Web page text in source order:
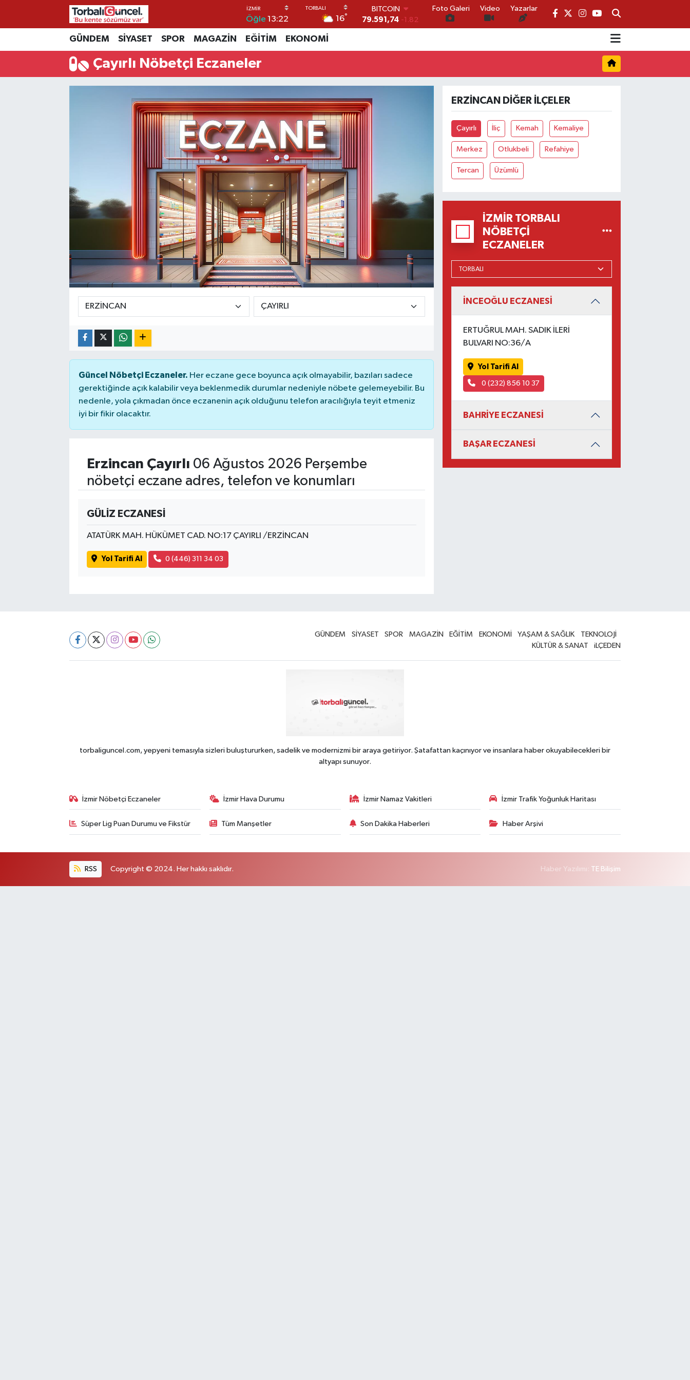
Öğle 13:22 16°
BITCOIN
79.591,74 -1.82
DOLAR
EURO
61,60380 0.18
6862,09000
Foto Galeri Video Yazarlar
GÜNDEM SİYASET SPOR MAGAZİN EĞİTİM EKONOMİ
Çayırlı Nöbetçi Eczaneler
Güncel Nöbetçi Eczaneler. Her eczane gece boyunca açık olmayabilir, bazıları sadece
gerektiğinde açık kalabilir veya beklenmedik durumlar nedeniyle nöbete gelemeyebilir. Bu
nedenle, yola çıkmadan önce eczanenin açık olduğunu telefon aracılığıyla teyit etmeniz
iyi bir fikir olacaktır.
Erzincan Çayırlı 06 Ağustos 2026 Perşembe
nöbetçi eczane adres, telefon ve konumları
GÜLİZ ECZANESİ
ATATÜRK MAH. HÜKÜMET CAD. NO:17 ÇAYIRLI /ERZİNCAN
Yol Tarifi Al 0 (446) 311 34 03
ERZINCAN DIĞER İLÇELER
Çayırlı İliç Kemah Kemaliye
Merkez Otlukbeli Refahiye
Tercan Üzümlü
İZMIR TORBALI
NÖBETÇI
ECZANELER
İNCEOĞLU ECZANESİ
ERTUĞRUL MAH. SADIK İLERİ
BULVARI NO:36/A
Yol Tarifi Al
0 (232) 856 10 37
BAHRİYE ECZANESİ
BAŞAR ECZANESİ
GÜNDEM SİYASET SPOR MAGAZİN EĞİTİM EKONOMİ YAŞAM & SAĞLIK
TEKNOLOJİ
KÜLTÜR & SANAT
iLÇEDEN
torbaliguncel.com, yepyeni temasıyla sizleri buluştururken, sadelik ve modernizmi bir araya getiriyor. Şatafattan kaçınıyor ve insanlara haber okuyabilecekleri bir
altyapı sunuyor.
İzmir Nöbetçi Eczaneler İzmir Hava Durumu İzmir Namaz Vakitleri İzmir Trafik Yoğunluk Haritası
Süper Lig Puan Durumu ve Fikstür Tüm Manşetler Son Dakika Haberleri Haber Arşivi
RSS Copyright © 2024. Her hakkı saklıdır. Haber Yazılımı: TE Bilişim
İzmir Nöbetçi Eczaneler
İzmir Hava Durumu
İzmir Trafik Yoğunluk Haritası
Son Dakika Haberleri